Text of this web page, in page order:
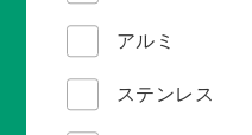
アルミ
ステンレス